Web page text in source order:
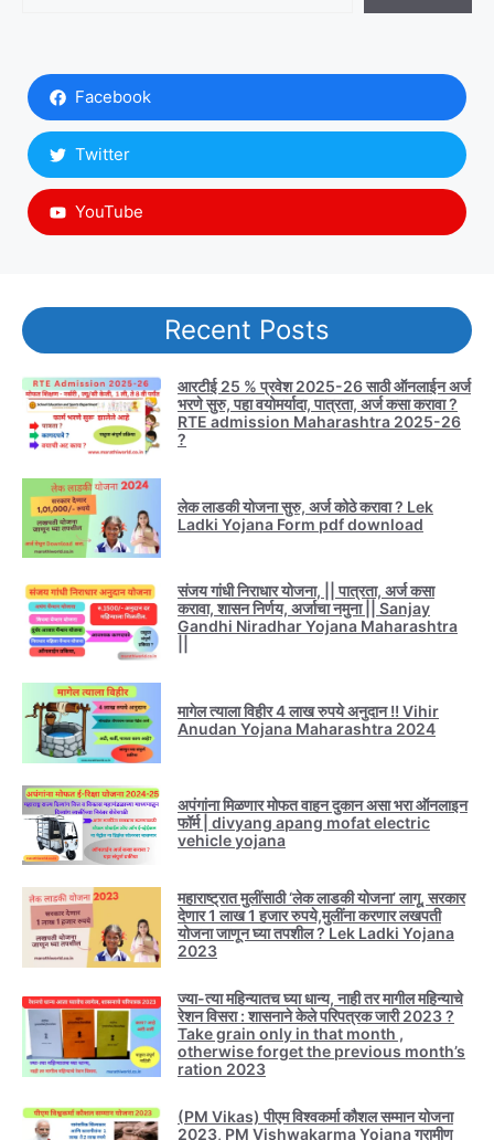
Facebook
Twitter
YouTube
Recent Posts
आरटीई 25 % प्रवेश 2025-26 साठी ऑनलाईन अर्ज
भरणे सुरु, पहा वयोमर्यादा, पात्रता, अर्ज कसा करावा ?
RTE admission Maharashtra 2025-26
?
लेक लाडकी योजना सुरु, अर्ज कोठे करावा ? Lek
Ladki Yojana Form pdf download
संजय गांधी निराधार योजना, || पात्रता, अर्ज कसा
करावा, शासन निर्णय, अर्जाचा नमुना || Sanjay
Gandhi Niradhar Yojana Maharashtra
मागेल त्याला विहीर 4 लाख रुपये अनुदान !! Vihir
Anudan Yojana Maharashtra 2024
अपंगांना मिळणार मोफत वाहन दुकान असा भरा ऑनलाइन
फॉर्म | divyang apang mofat electric
vehicle yojana
महाराष्ट्रात मुलींसाठी ‘लेक लाडकी योजना’ लागू, सरकार
देणार 1 लाख 1 हजार रुपये,मुलींना करणार लखपती
योजना जाणून घ्या तपशील ? Lek Ladki Yojana
2023
ज्या-त्या महिन्यातच घ्या धान्य, नाही तर मागील महिन्याचे
रेशन विसरा : शासनाने केले परिपत्रक जारी 2023 ?
Take grain only in that month ,
otherwise forget the previous month’s
ration 2023
(PM Vikas) पीएम विश्वकर्मा कौशल सम्मान योजना
2023, PM Vishwakarma Yojana ग्रामीण